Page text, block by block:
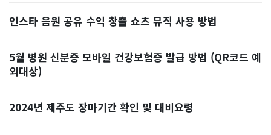
인스타 음원 공유 수익 창출 쇼츠 뮤직 사용 방법
5월 병원 신분증 모바일 건강보험증 발급 방법 (QR코드 예
외대상)
2024년 제주도 장마기간 확인 및 대비요령